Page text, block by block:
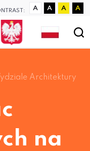
A A A A
Architektury
na